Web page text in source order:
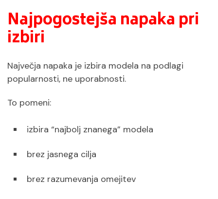
Najpogostejša napaka pri
izbiri
Največja napaka je izbira modela na podlagi
popularnosti, ne uporabnosti.
To pomeni:
izbira “najbolj znanega” modela
brez jasnega cilja
brez razumevanja omejitev